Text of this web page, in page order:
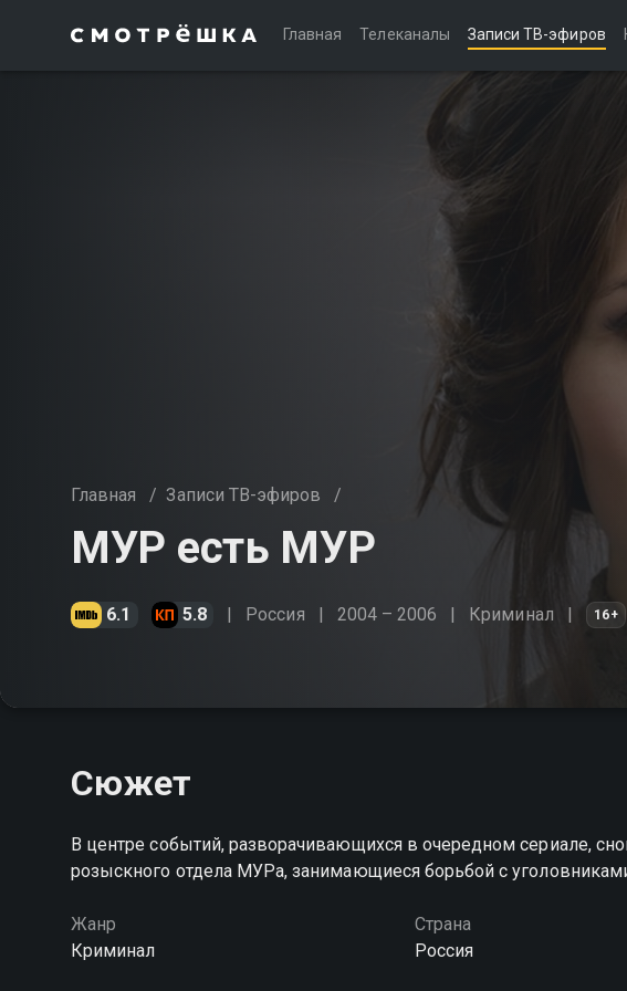
Главная Телеканалы Записи ТВ-эфиров
Главная / Записи ТВ-эфиров /
МУР есть МУР
6.1 5.8 Россия 2004 – 2006 Криминал 16+
Сюжет
В центре событий, разворачивающихся в очередном сериале,
розыскного отдела МУРа, занимающиеся борьбой с
Жанр
Криминал
Страна
Россия